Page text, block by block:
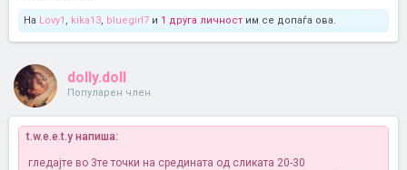
На Lovy1 , kika13, bluegirl7 и 1 друга личност им се допаѓа ова.
dolly.doll
Популарен член
t.w.e.e.t.y напиша:
гледајте во 3те точки на средината од сликата 20-30